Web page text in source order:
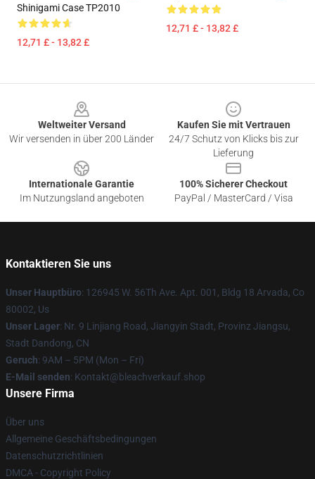
Shinigami Case TP2010
12,71 £ - 13,82 £
12,71 £ - 13,82 £
Weltweiter Versand
Wir versenden in über 200 Länder
Kaufen Sie mit Vertrauen
24/7 Schutz von Klicks bis zur
Lieferung
Internationale Garantie
Im Nutzungsland angeboten
100% Sicherer Checkout
PayPal / MasterCard / Visa
Kontaktieren Sie uns
Unser Hauptbüro: 126945 W. 56Th Ave. Apt. 001, Bldg 18 Arvada, Co
80002, Us
Unser Lager: Nr. 9 Linjiang Road, Jiangyin Stadt, Provinz Jiangsu,
Stadt Dandong, CN
Geruch: 9AM – 5PM (Mon – Fri)
E-Mail senden: Kontakt@bleachverkauf.shop
Unsere Firma
Über uns
Allgemeine Geschäftsbedingungen
Datenschutzrichtlinien
DMCA - Copyright Policy